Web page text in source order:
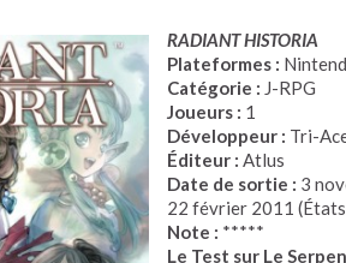
RADIANT HISTORIA
Plateformes :
Catégorie : J-RPG
Joueurs : 1
Développeur : Tri-
Éditeur : Atlus
Date de sortie : 3
22 février 2011
Note : *****
Le Test sur Le